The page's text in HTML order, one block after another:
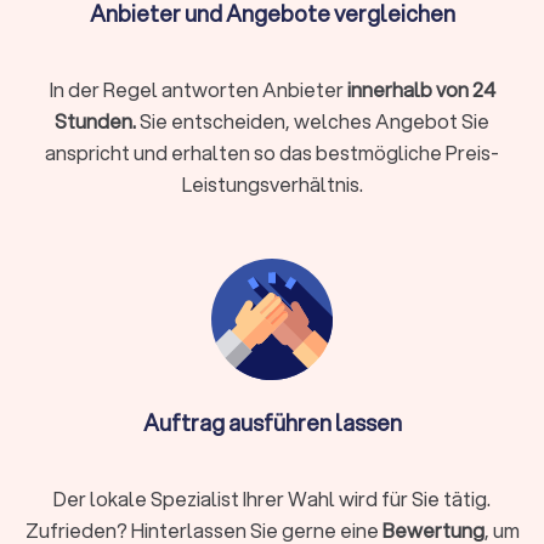
Im Hochzeitsbereich rechnen viele Fotografenpaketbasiert
ab (Zeitkontingente inkl. Vor-/Nachbereitung).Stundenpreise
kommen v. a. bei kurzen Einsätzen oder Zusatzstunden vor.
Standesamt / Kurzreportage
Ganztags (10–12 Std.)
1.600 € bis
Für eine detaillierte Übersicht besuchen Sie unsere Seite zu
denKosten eines Fotografens für Ihre Hochzeit. Wenn Sie
Anbieter und Angebote vergleichen
In der Regel antworten Anbieterinnerhalb von 24
Stunden.Sie entscheiden, welches Angebot Sie
anspricht und erhalten so das bestmögliche Preis-
Leistungsverhältnis.
Auftrag ausführen lassen
Der lokale Spezialist Ihrer Wahl wird für Sie tätig.
Zufrieden? Hinterlassen Sie gerne eineBewertung, um